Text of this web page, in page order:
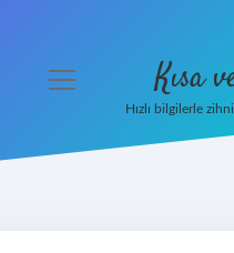
menüyü
Kısa
Hızlı bilgilerle